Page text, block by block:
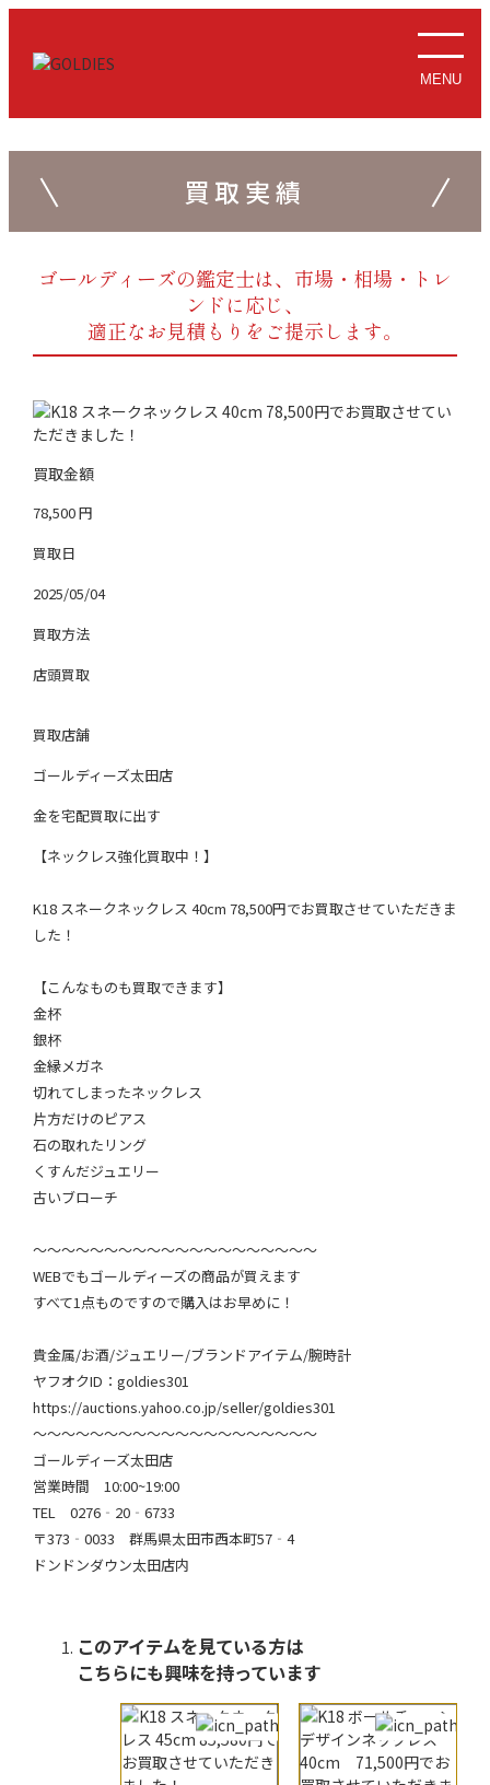
MENU
買取実績
ゴールディーズの鑑定士は、市場・相場・トレ
ンドに応じ、
適正なお見積もりをご提示します。
買取金額
78,500円
買取日
2025/05/04
買取方法
店頭買取
買取店舗
ゴールディーズ太田店
金を宅配買取に出す
【ネックレス強化買取中！】
K18 スネークネックレス 40cm 78,500円でお買取させていただきま
した！
【こんなものも買取できます】
金杯
銀杯
金縁メガネ
切れてしまったネックレス
片方だけのピアス
石の取れたリング
くすんだジュエリー
古いブローチ
～～～～～～～～～～～～～～～～～～～～
WEBでもゴールディーズの商品が買えます
すべて1点ものですので購入はお早めに！
貴金属/お酒/ジュエリー/ブランドアイテム/腕時計
ヤフオクID：goldies301
https://auctions.yahoo.co.jp/seller/goldies301
～～～～～～～～～～～～～～～～～～～～
ゴールディーズ太田店
営業時間 10:00~19:00
TEL 0276‐20‐6733
〒373‐0033 群馬県太田市西本町57‐4
ドンドンダウン太田店内
このアイテムを見ている方は
こちらにも興味を持っています